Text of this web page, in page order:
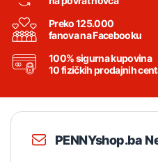
Preko 125.000
fanova na Facebooku
100% sigurna kupovina
10 fizičkih prodajnih
PENNYshop.ba